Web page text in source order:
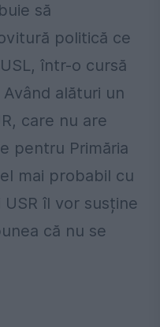
să
politică ce
într-o cursă
alături un
care nu are
pentru Primăria
mai probabil cu
USR îl vor susține
că nu se